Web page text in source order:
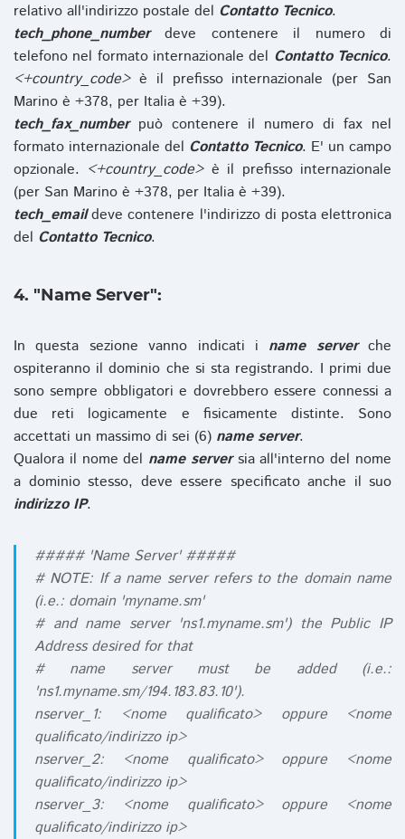
relativo all'indirizzo postale del Contatto Tecnico.
tech_phone_numberdeve contenere il numero di
telefono nel formato internazionale del Contatto Tecnico.
<+country_code>è il prefisso internazionale (per San
Marino è +378, per Italia è +39).
tech_fax_numberpuò contenere il numero di fax nel
formato internazionale del Contatto Tecnico. E' un campo
opzionale. <+country_code>è il prefisso internazionale
(per San Marino è +378, per Italia è +39).
tech_emaildeve contenere l'indirizzo di posta elettronica
del Contatto Tecnico.
4. "Name Server":
In questa sezione vanno indicati i name serverche
ospiteranno il dominio che si sta registrando. I primi due
sono sempre obbligatori e dovrebbero essere connessi a
due reti logicamente e fisicamente distinte. Sono
accettati un massimo di sei (6) name server.
Qualora il nome del name serversia all'interno del nome
a dominio stesso, deve essere specificato anche il suo
indirizzo IP.
##### 'Name Server' #####
# NOTE: If a name server refers to the domain name
(i.e.: domain 'myname.sm'
# and name server 'ns1.myname.sm') the Public IP
Address desired for that
# name server must be added (i.e.:
'ns1.myname.sm/194.183.83.10').
nserver_1: <nome qualificato> oppure <nome
qualificato/indirizzo ip>
nserver_2: <nome qualificato> oppure <nome
qualificato/indirizzo ip>
nserver_3: <nome qualificato> oppure <nome
qualificato/indirizzo ip>